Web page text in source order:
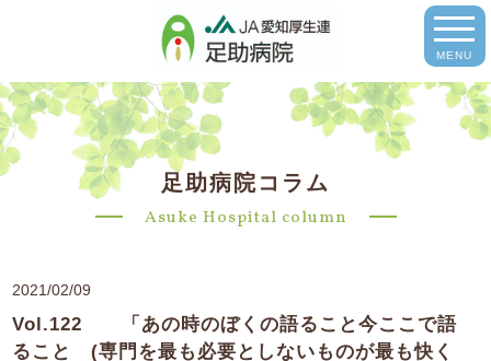
MENU
足助病院コラム
Asuke Hospital column
2021/02/09
Vol.122 「あの時のぼくの語ること今ここで語
ること (専門を最も必要としないものが最も快く